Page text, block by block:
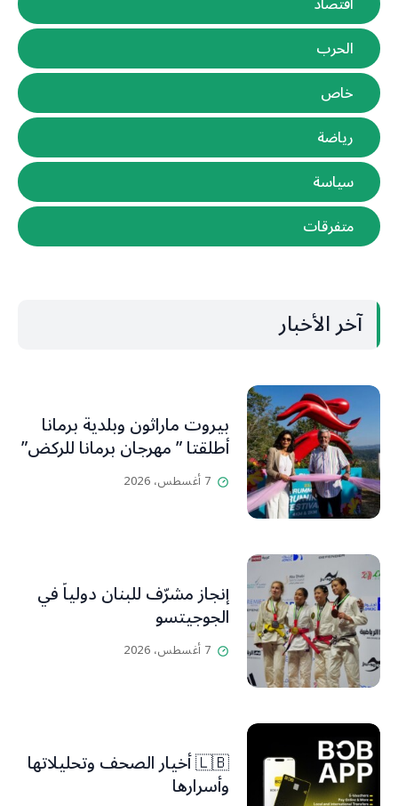
الحرب
خاص
رياضة
سياسة
متفرقات
آخر الأخبار
بيروت ماراثون وبلدية برمانا
أطلقتا ” مهرجان برمانا للركض”
7 أغسطس، 2026
إنجاز مشرّف للبنان دولياً في
الجوجيتسو
7 أغسطس، 2026
🇱🇧 أخيار الصحف وتحليلاتها
وأسرارها